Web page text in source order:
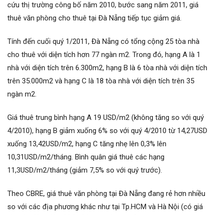
cứu thị trường công bố năm 2010, bước sang năm 2011, giá
thuê văn phòng cho thuê tại Đà Nẵng tiếp tục giảm giá.
Tính đến cuối quý 1/2011, Đà Nẵng có tổng cộng 25 tòa nhà
cho thuê với diện tích hơn 77 ngàn m2. Trong đó, hạng A là 1
nhà với diện tích trên 6.300m2, hạng B là 6 tòa nhà với diện tích
trên 35.000m2 và hạng C là 18 tòa nhà với diện tích trên 35
ngàn m2.
Giá thuê trung bình hạng A 19 USD/m2 (không tăng so với quý
4/2010), hạng B giảm xuống 6% so với quý 4/2010 từ 14,27USD
xuống 13,42USD/m2, hạng C tăng nhẹ lên 0,3% lên
10,31USD/m2/tháng. Bình quân giá thuê các hạng
11,3USD/m2/tháng (giảm 7,5% so với quý trước).
Theo CBRE, giá thuê văn phòng tại Đà Nẵng đang rẻ hơn nhiều
so với các địa phương khác như tại Tp.HCM và Hà Nội (có giá